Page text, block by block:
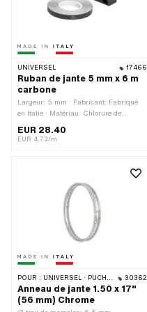
de trous de rayons: 36 pcs
UNIVERSEL 17466
Ruban de jante 5 mm x 6 m
carbone
Largeur: 5 mm · Fabricant: Fabriqué
en Italie · Matériau: Chlorure de
Lieu d'utilisation: Roue · Longueur
EUR 28.40
EUR 4.73/m
POUR : UNIVERSEL · PUCH · SACHS · ZÜNDAPP BELMONDO 30362
Anneau de jante 1.50 x 17"
(56 mm) Chrome